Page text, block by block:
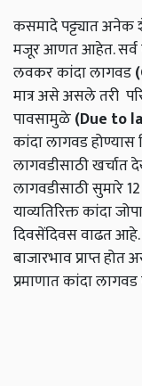
कसमादे पट्ट्यात अनेक
मजूर आणत आहेत. सर्व
लवकर कांदा लागवड
मात्र असे असले तरी
पावसामुळे(Due to
कांदा लागवड
लागवडीसाठी खर्चात
लागवडीसाठी सुमारे
याव्यतिरिक्त कांदा
दिवसेंदिवस वाढत आहे.
बाजारभाव प्राप्त
प्रमाणात कांदा